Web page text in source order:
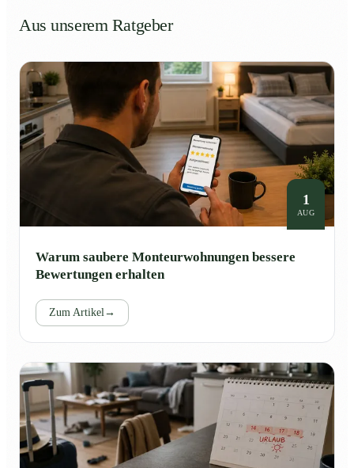
Aus unserem Ratgeber
1
AUG
Warum saubere Monteurwohnungen bessere
Bewertungen erhalten
Zum Artikel→